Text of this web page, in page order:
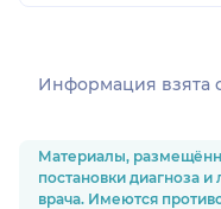
Информация взята
Материалы,
постановки диагноза
врача. Имеются